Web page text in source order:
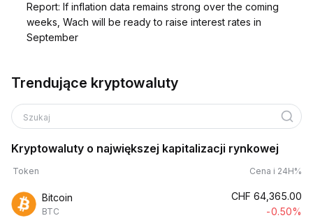
Report: If inflation data remains strong over the coming
weeks, Wach will be ready to raise interest rates in
September
Trendujące kryptowaluty
Szukaj
Kryptowaluty o największej kapitalizacji rynkowej
Token Cena i 24H%
Bitcoin
BTC
CHF 64,365.00
-0.50%